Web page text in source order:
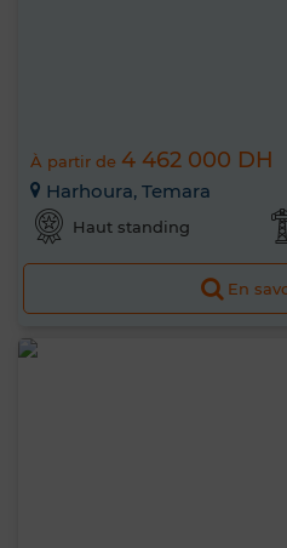
À partir de 4 462 000 DH
Harhoura, Temara
Haut standing
En